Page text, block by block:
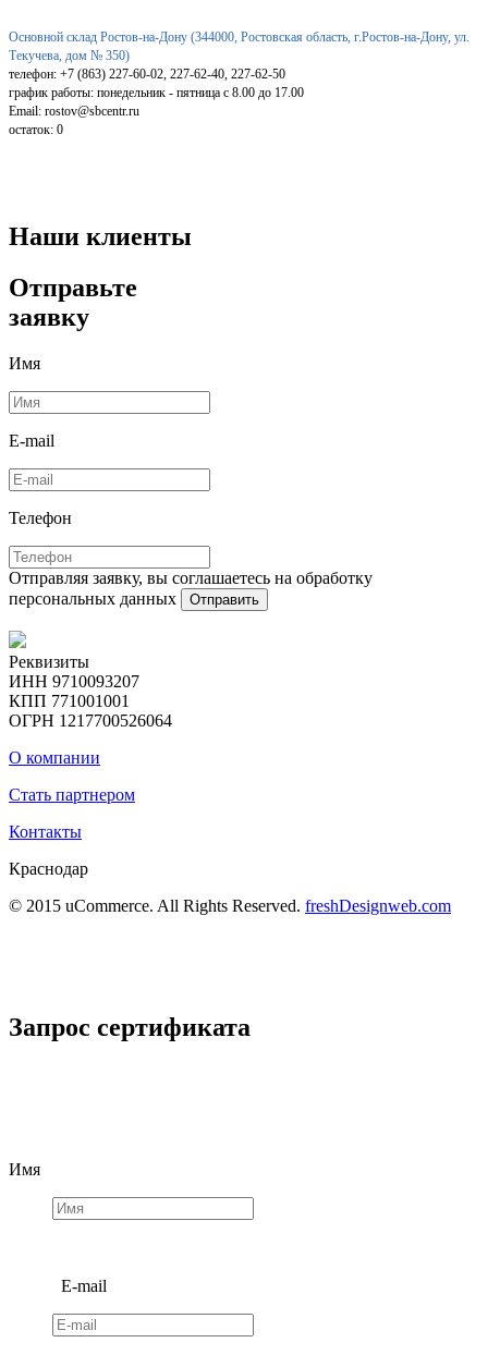
Основной склад Ростов-на-Дону (344000, Ростовская область, г.Ростов-на-Дону, ул.
Текучева, дом № 350)
телефон: +7 (863) 227-60-02, 227-62-40, 227-62-50
график работы: понедельник - пятница с 8.00 до 17.00
Email: rostov@sbcentr.ru
остаток: 0
Наши клиенты
Отправьте
заявку
Имя
E-mail
Телефон
Отправляя заявку, вы соглашаетесь на обработку
персональных данных
Отправить
Реквизиты
ИНН 9710093207
КПП 771001001
ОГРН 1217700526064
О компании
Стать партнером
Контакты
Краснодар
© 2015 uCommerce. All Rights Reserved. freshDesignweb.com
Запрос сертификата
Имя
E-mail